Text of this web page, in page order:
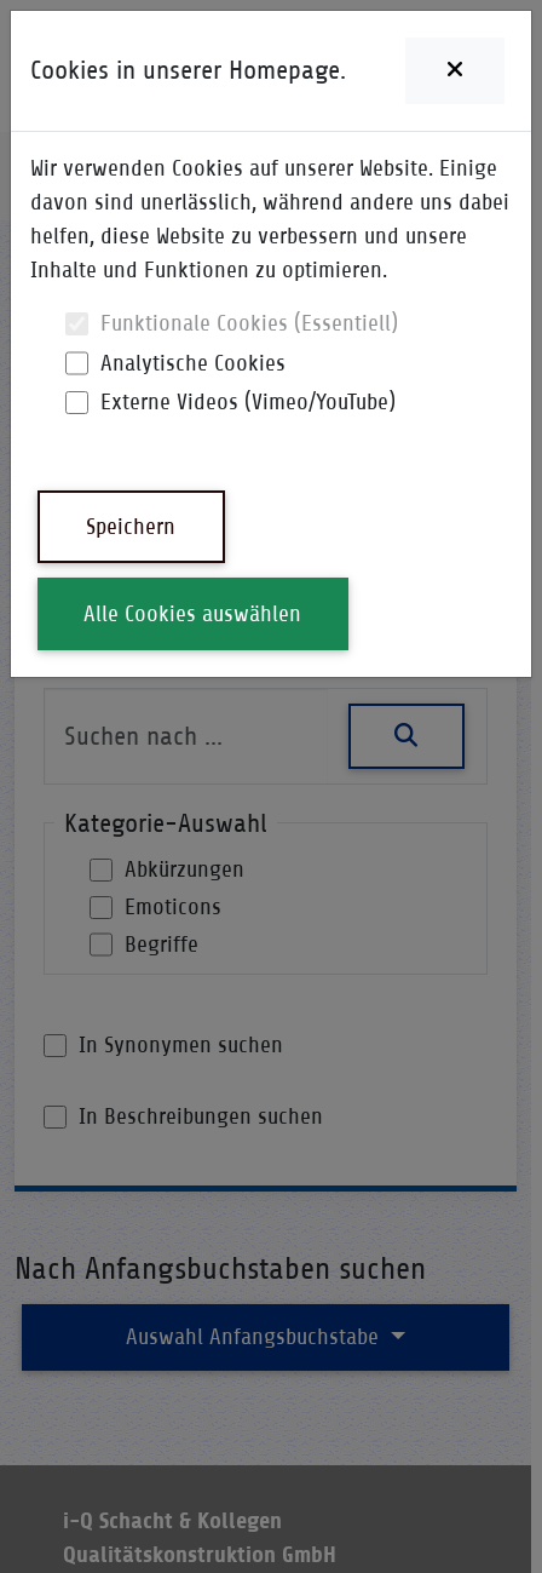
Home i-Qpedia Detail zum Begriff
TDT
Top-Down-Ziel
i-Qpedia
Nach einer Abkürzung suchen
Kategorie-Auswahl
Abkürzungen
Emoticons
Begriffe
In Synonymen suchen
In Beschreibungen suchen
Nach Anfangsbuchstaben suchen
Auswahl Anfangsbuchstabe
i-Q Schacht & Kollegen
Qualitätskonstruktion GmbH
Cookies in unserer Homepage.
Wir verwenden Cookies auf unserer Website. Einige
davon sind unerlässlich, während andere uns dabei
helfen, diese Website zu verbessern und unsere
Inhalte und Funktionen zu optimieren.
Funktionale Cookies (Essentiell)
Analytische Cookies
Externe Videos (Vimeo/YouTube)
Speichern
Alle Cookies auswählen